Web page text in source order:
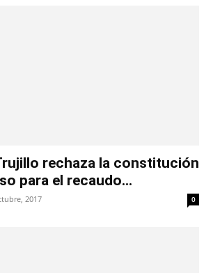
rechaza la constitución
para el recaudo...
2017 0